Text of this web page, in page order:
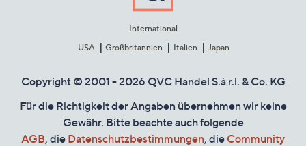
International
USA
Großbritannien Italien Japan
Copyright © 2001 - 2026 QVC Handel S.à r.l. & Co. KG
Für die Richtigkeit der Angaben übernehmen wir keine
Gewähr. Bitte beachte auch folgende
AGB, die Datenschutzbestimmungen, die Community